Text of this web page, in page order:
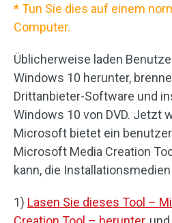
* Tun Sie dies auf einem
Computer.
Üblicherweise laden
Windows 10 herunter,
Drittanbieter-Software und
Windows 10 von DVD. Jetzt
Microsoft bietet ein
Microsoft Media Creation
kann, die
1) Lasen Sie dieses Tool –